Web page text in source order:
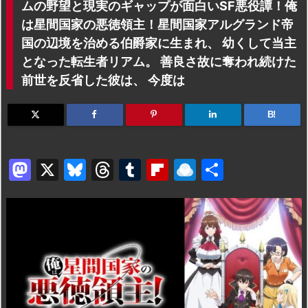
ムの野望と現実のギャップが面白いSF悪役譚！俺
は星間国家の悪徳領主！星間国家アルグランド帝
国の辺境を治める伯爵家に生まれ、 幼くして当主
となった転生者リアム。 善良さ故に奪われ続けた
前世を反省した彼は、 今度は
B!
M
a
d
o
n
X
Bl
u
k
y
T
hr
a
d
s
T
u
r
Fl
ip
ar
R
ai
n
dr
o
p.
io
有